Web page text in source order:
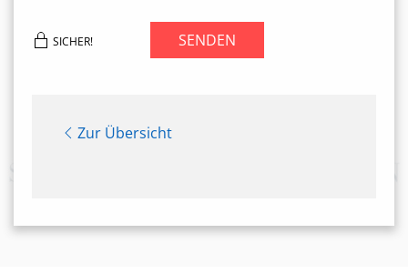
SICHER! SENDEN
Zur Übersicht